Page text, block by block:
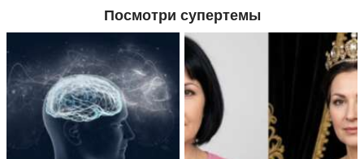
Посмотри супертемы